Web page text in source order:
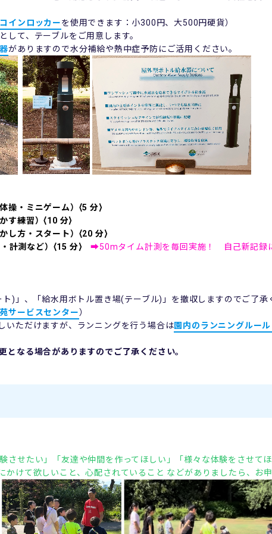
インロッカーを使用できます：小300円、大500円硬貨）
して、テーブルをご用意します。
がありますので水分補給や熱中症予防にご活用ください。
・ミニゲーム）⟨5 分⟩
す練習）⟨10 分⟩
⽅・スタート）⟨20 分⟩
計測など）⟨15 分⟩➡50mタイム計測を毎回実施！ 自己新記録
)」、「給水用ボトル置き場(テーブル)」を撤収しますのでご了承
サービスセンター）
いただけますが、ランニングを行う場合は園内のランニングルー
なる場合がありますのでご了承ください。
させたい」 「友達や仲間を作ってほしい」
「様々な体験をさせて
かけて欲しいこと、心配されていること などがありましたら、お